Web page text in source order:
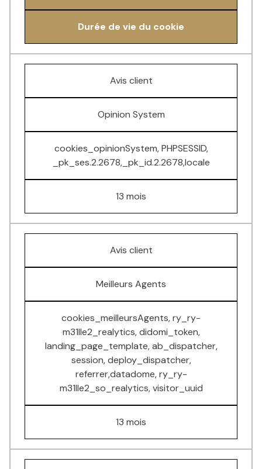
Durée de vie du cookie
Avis client
Opinion System
cookies_opinionSystem, PHPSESSID,
_pk_ses.2.2678,_pk_id.2.2678,locale
13 mois
Avis client
Meilleurs Agents
cookies_meilleursAgents, ry_ry-
m31lle2_realytics, didomi_token,
landing_page_template, ab_dispatcher,
session, deploy_dispatcher,
referrer,datadome, ry_ry-
m31lle2_so_realytics, visitor_uuid
13 mois